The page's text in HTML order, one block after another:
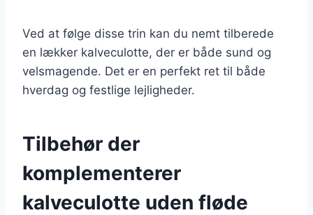
Ved at følge disse trin kan du nemt tilberede
en lækker kalveculotte, der er både sund og
velsmagende. Det er en perfekt ret til både
hverdag og festlige lejligheder.
Tilbehør der
komplementerer
kalveculotte uden fløde